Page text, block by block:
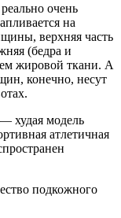
очень
на
верхняя часть
(бедра и
жировой ткани. А
конечно, несут
худая модель
атлетичная
подкожного